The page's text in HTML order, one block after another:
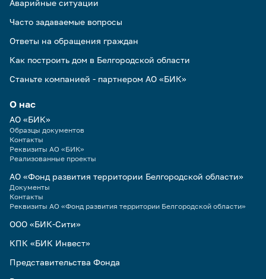
Аварийные ситуации
Часто задаваемые вопросы
Ответы на обращения граждан
Как построить дом в Белгородской области
Станьте компанией - партнером АО «БИК»
О нас
АО «БИК»
Образцы документов
Контакты
Реквизиты АО «БИК»
Реализованные проекты
АО «Фонд развития территории Белгородской области»
Документы
Контакты
Реквизиты АО «Фонд развития территории Белгородской области»
ООО «БИК-Сити»
КПК «БИК Инвест»
Представительства Фонда